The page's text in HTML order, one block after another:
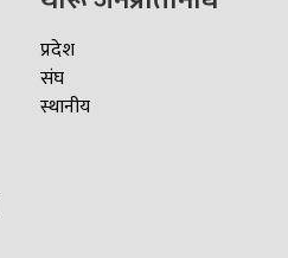
प्रदेश
संघ
स्थानीय